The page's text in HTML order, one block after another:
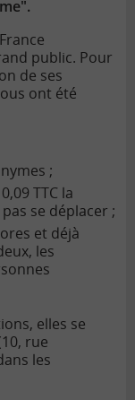
public. Pour
de ses
ont été
;
TTC la
se déplacer ;
et déjà
les
elles se
rue
les